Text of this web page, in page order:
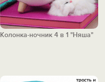
Колонка-ночник 4 в 1 "Няша"